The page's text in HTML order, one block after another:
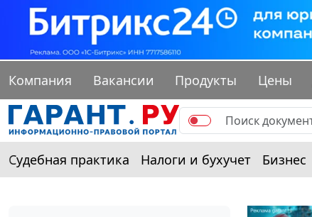
Компания Вакансии Продукты Цены
Судебная практика Налоги и бухучет Бизнес